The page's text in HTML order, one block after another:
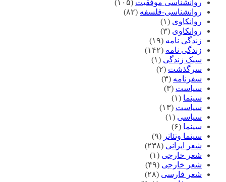
روانشناسی موفقیت (۱۰۵)
روانشناسی-فلسفه (۸۲)
روانکاوی (۱)
روانکاوی (۳)
زندگی نامه (۱۹)
زندگی نامه (۱۴۲)
سبک زندگی (۱)
سرگذشت (۲)
سفرنامه (۳)
سیاست (۳)
سینما (۱)
سیاست (۱۳)
سیاسی (۱)
سینما (۶)
سینما وتئاتر (۹)
شعر ایرانی (۲۳۸)
شعر خارجی (۱)
شعر خارجی (۴۹)
شعر فارسی (۲۸)